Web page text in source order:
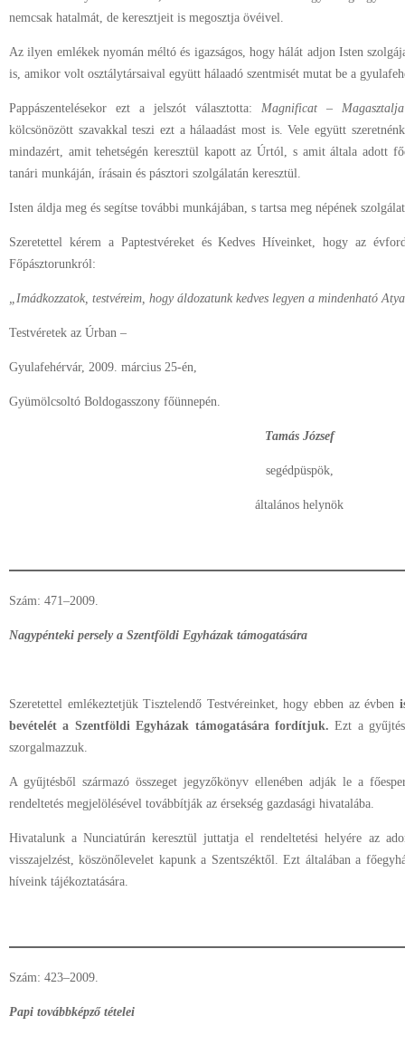
nemcsak hatalmát, de keresztjeit is megosztja övéivel.
Az ilyen emlékek nyomán méltó és igazságos, hogy hálát adjon Isten
is, amikor volt osztálytársaival együtt hálaadó szentmisét mutat be a
Pappászentelésekor ezt a jelszót választotta:Magnificat –
kölcsönözött szavakkal teszi ezt a hálaadást most is. Vele együtt
mindazért, amit tehetségén keresztül kapott az Úrtól, s amit általa adott
tanári munkáján, írásain és pásztori szolgálatán keresztül.
Isten áldja meg és segítse további munkájában, s tartsa meg népének
Szeretettel kérem a Paptestvéreket és Kedves Híveinket, hogy az
Főpásztorunkról:
„Imádkozzatok, testvéreim, hogy áldozatunk kedves legyen a mindenható
Testvéretek az Úrban –
Gyulafehérvár, 2009. március 25-én,
Gyümölcsoltó Boldogasszony főünnepén.
Tamás József
segédpüspök,
általános helynök
Szám: 471–2009.
Nagypénteki persely a Szentföldi Egyházak támogatására
Szeretettel emlékeztetjük Tisztelendő Testvéreinket, hogy ebben az évben
bevételét a Szentföldi Egyházak támogatására fordítjuk. Ezt a
szorgalmazzuk.
A gyűjtésből származó összeget jegyzőkönyv ellenében adják le a
rendeltetés megjelölésével továbbítják az érsekség gazdasági hivatalába.
Hivatalunk a Nunciatúrán keresztül juttatja el rendeltetési helyére az
visszajelzést, köszönőlevelet kapunk a Szentszéktől. Ezt általában a
híveink tájékoztatására.
Szám: 423–2009.
Papi továbbképző tételei